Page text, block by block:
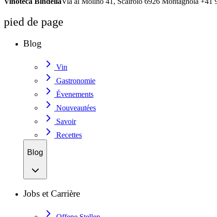
pied de page
Blog
Vin
Gastronomie
Évenements
Nouveautées
Savoir
Recettes
Blog
Jobs et Carrière